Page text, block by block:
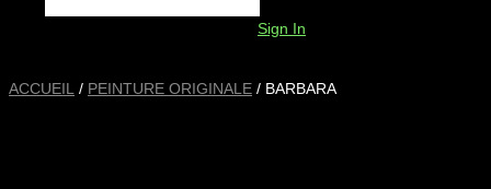
Sign In
ACCUEIL / PEINTURE ORIGINALE / BARBARA